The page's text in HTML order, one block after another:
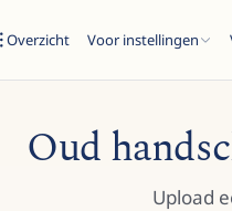
Overzicht Voor instellingen
Oud
Upload